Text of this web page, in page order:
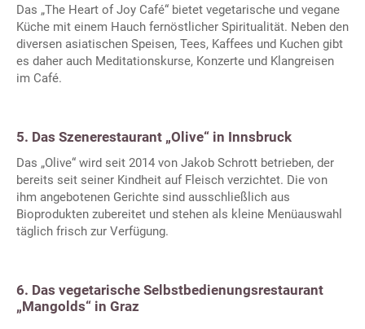
Das „The Heart of Joy Café“ bietet vegetarische und vegane
Küche mit einem Hauch fernöstlicher Spiritualität. Neben den
diversen asiatischen Speisen, Tees, Kaffees und Kuchen gibt
es daher auch Meditationskurse, Konzerte und Klangreisen
im Café.
5. Das Szenerestaurant „Olive“ in Innsbruck
Das „Olive“ wird seit 2014 von Jakob Schrott betrieben, der
bereits seit seiner Kindheit auf Fleisch verzichtet. Die von
ihm angebotenen Gerichte sind ausschließlich aus
Bioprodukten zubereitet und stehen als kleine Menüauswahl
täglich frisch zur Verfügung.
6. Das vegetarische Selbstbedienungsrestaurant
„Mangolds“ in Graz